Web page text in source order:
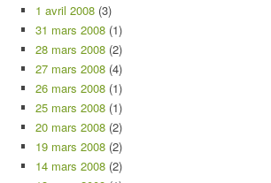
1 avril 2008 (3)
31 mars 2008 (1)
28 mars 2008 (2)
27 mars 2008 (4)
26 mars 2008 (1)
25 mars 2008 (1)
20 mars 2008 (2)
19 mars 2008 (2)
14 mars 2008 (2)